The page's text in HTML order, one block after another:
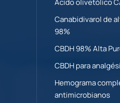
Ácido olivetólico
Canabidivarol de
98%
CBDH 98% Alta
CBDH para
Hemograma
antimicrobianos